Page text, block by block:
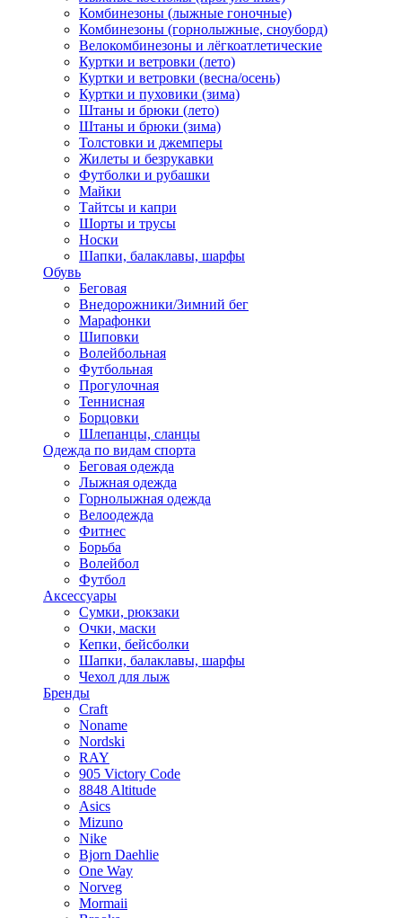
Комбинезоны (лыжные гоночные)
Комбинезоны (горнолыжные, сноуборд)
Велокомбинезоны и лёгкоатлетические
Куртки и ветровки (лето)
Куртки и ветровки (весна/осень)
Куртки и пуховики (зима)
Штаны и брюки (лето)
Штаны и брюки (зима)
Толстовки и джемперы
Жилеты и безрукавки
Футболки и рубашки
Майки
Тайтсы и капри
Шорты и трусы
Носки
Шапки, балаклавы, шарфы
Обувь
Беговая
Внедорожники/Зимний бег
Марафонки
Шиповки
Волейбольная
Футбольная
Прогулочная
Теннисная
Борцовки
Шлепанцы, сланцы
Одежда по видам спорта
Беговая одежда
Лыжная одежда
Горнолыжная одежда
Велоодежда
Фитнес
Борьба
Волейбол
Футбол
Аксессуары
Сумки, рюкзаки
Очки, маски
Кепки, бейсболки
Шапки, балаклавы, шарфы
Чехол для лыж
Бренды
Craft
Noname
Nordski
RAY
905 Victory Code
8848 Altitude
Asics
Mizuno
Nike
Bjorn Daehlie
One Way
Norveg
Mormaii